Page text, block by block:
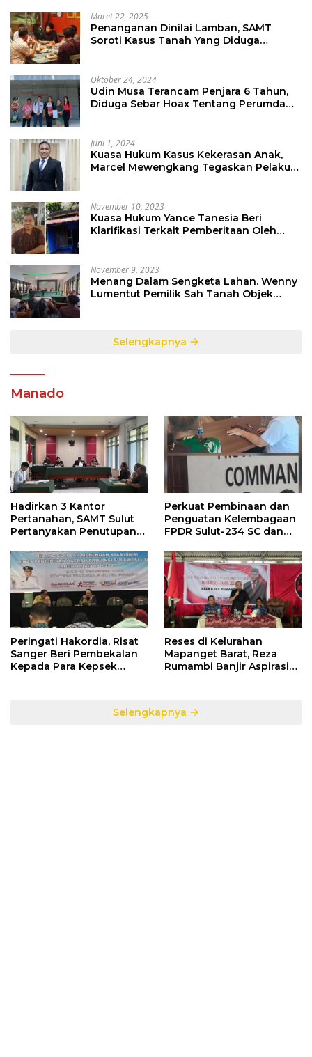
Maret 22, 2025
Penanganan Dinilai Lamban, SAMT
Soroti Kasus Tanah Yang Diduga
Oktober 24, 2024
Udin Musa Terancam Penjara 6 Tahun,
Diduga Sebar Hoax Tentang Perumda
Juni 1, 2024
Kuasa Hukum Kasus Kekerasan Anak,
Marcel Mewengkang Tegaskan Pelaku
November 10, 2023
Kuasa Hukum Yance Tanesia Beri
Klarifikasi Terkait Pemberitaan Oleh
November 9, 2023
Menang Dalam Sengketa Lahan. Wenny
Lumentut Pemilik Sah Tanah Objek
Selengkapnya
Manado
Hadirkan 3 Kantor
Pertanahan, SAMT Sulut
Pertanyakan Penutupan
Anggaran Negara
Perkuat Pembinaan dan
Penguatan Kelembagaan
FPDR Sulut-234 SC dan
Peringati Hakordia, Risat
Sanger Beri Pembekalan
Kepada Para Kepsek
Reses di Kelurahan
Mapanget Barat, Reza
Rumambi Banjir Aspirasi
Selengkapnya